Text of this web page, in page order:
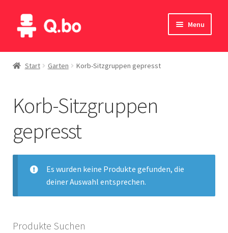
Skip
to
Skip
to
Menu
Home
Produkte
Katalog
Start Garten Korb-Sitzgruppen gepresst
Korb-Sitzgruppen
gepresst
Es wurden keine Produkte gefunden, die
deiner Auswahl entsprechen.
Produkte Suchen